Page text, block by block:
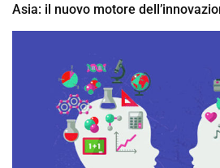
Asia: il nuovo motore